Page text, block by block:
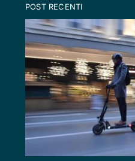
POST RECENTI